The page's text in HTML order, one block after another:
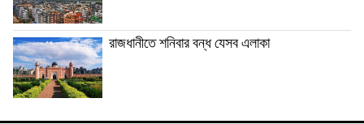
রাজধানীতে শনিবার বন্ধ যেসব এলাকা